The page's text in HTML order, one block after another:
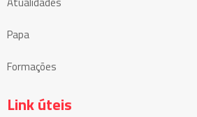
Papa
Formações
Link úteis